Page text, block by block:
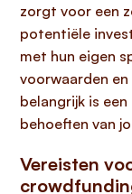
zorgt voor een
potentiële
met hun eigen
voorwaarden
belangrijk is
behoeften van
Vereisten